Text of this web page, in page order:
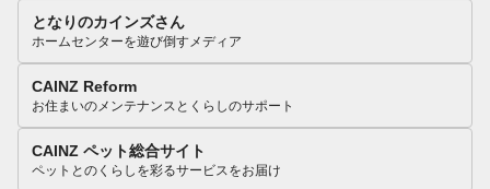
となりのカインズさん
ホームセンターを遊び倒すメディア
CAINZ Reform
お住まいのメンテナンスとくらしのサポート
CAINZ ペット総合サイト
ペットとのくらしを彩るサービスをお届け